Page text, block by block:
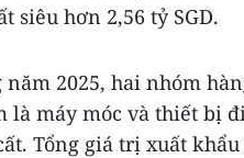
siêu hơn 2,56 tỷ SGD.
năm 2025, hai nhóm
là máy móc và thiết bị
Tổng giá trị xuất